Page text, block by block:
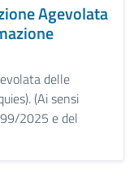
Agevolata
delle
(Ai sensi
2025 e del